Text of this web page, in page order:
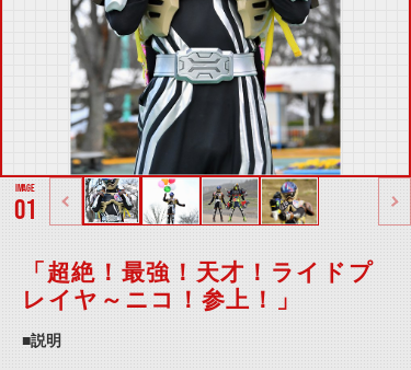
01
「超絶！最強！天才！ライドプ
レイヤ～ニコ！参上！」
■説明